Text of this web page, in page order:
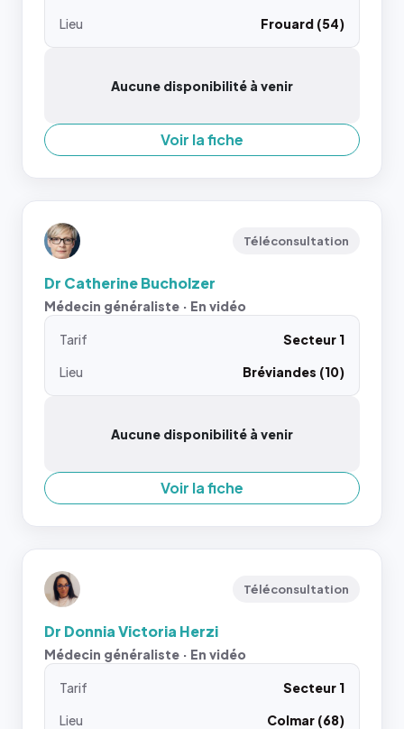
Lieu
Frouard (54)
Aucune disponibilité à venir
Voir la fiche
Téléconsultation
Dr Catherine Bucholzer
Médecin généraliste · En vidéo
Tarif
Secteur 1
Lieu
Bréviandes (10)
Aucune disponibilité à venir
Voir la fiche
Téléconsultation
Dr Donnia Victoria Herzi
Médecin généraliste · En vidéo
Tarif
Secteur 1
Lieu
Colmar (68)